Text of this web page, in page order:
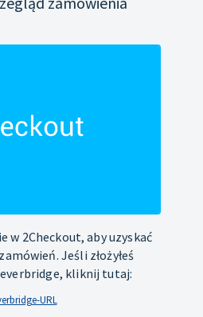
w 2Checkout, aby uzyskać
Jeśli złożyłeś
kliknij tutaj:
URL